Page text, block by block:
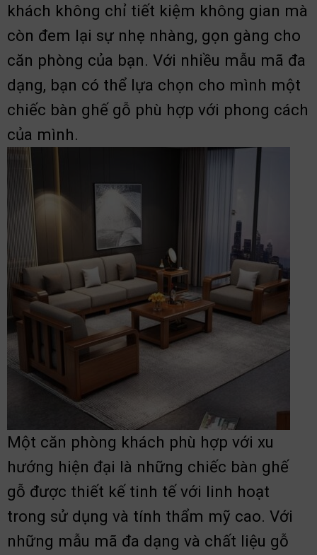
khách không chỉ tiết kiệm không gian mà
còn đem lại sự nhẹ nhàng, gọn gàng cho
căn phòng của bạn. Với nhiều mẫu mã đa
dạng, bạn có thể lựa chọn cho mình một
chiếc bàn ghế gỗ phù hợp với phong cách
của mình.
Một căn phòng khách phù hợp với xu
hướng hiện đại là những chiếc bàn ghế
gỗ được thiết kế tinh tế với linh hoạt
trong sử dụng và tính thẩm mỹ cao. Với
những mẫu mã đa dạng và chất liệu gỗ